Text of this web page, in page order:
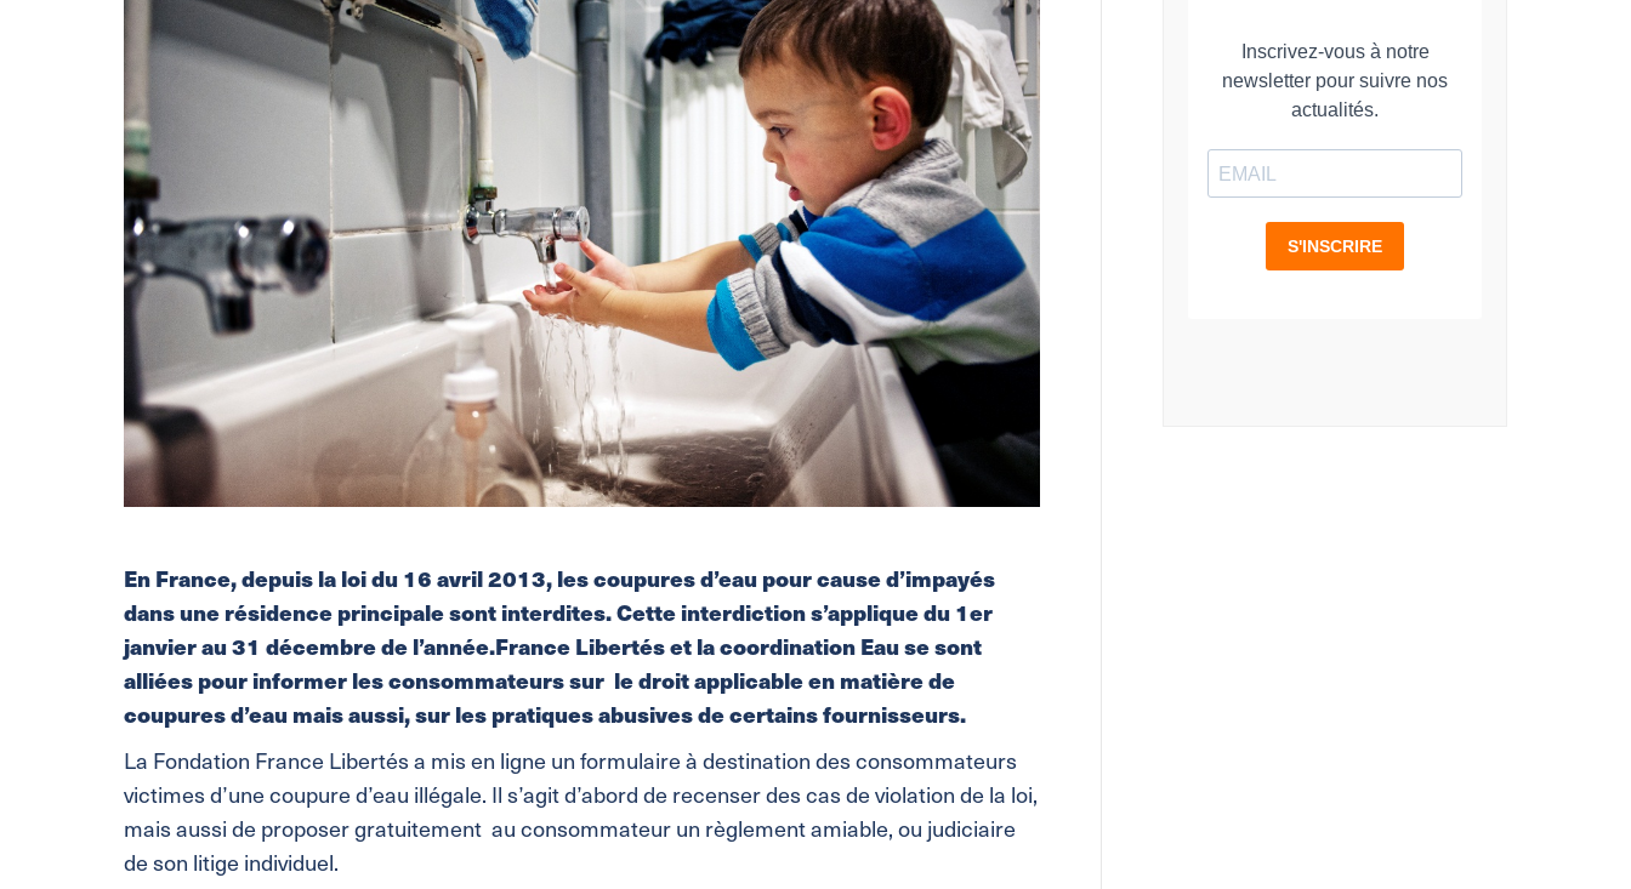
En France, depuis la loi du 16 avril 2013, les coupures d’eau pour cause d’impayés
dans une résidence principale sont interdites. Cette interdiction s’applique du 1er
janvier au 31 décembre de l’année.France Libertés et la coordination Eau se sont
alliées pour informer les consommateurs sur le droit applicable en matière de
coupures d’eau mais aussi, sur les pratiques abusives de certains fournisseurs.
La Fondation France Libertés a mis en ligne un formulaire à destination des consommateurs
victimes d’une coupure d’eau illégale. Il s’agit d’abord de recenser des cas de violation de la loi,
mais aussi de proposer gratuitement au consommateur un règlement amiable, ou judiciaire
de son litige individuel.